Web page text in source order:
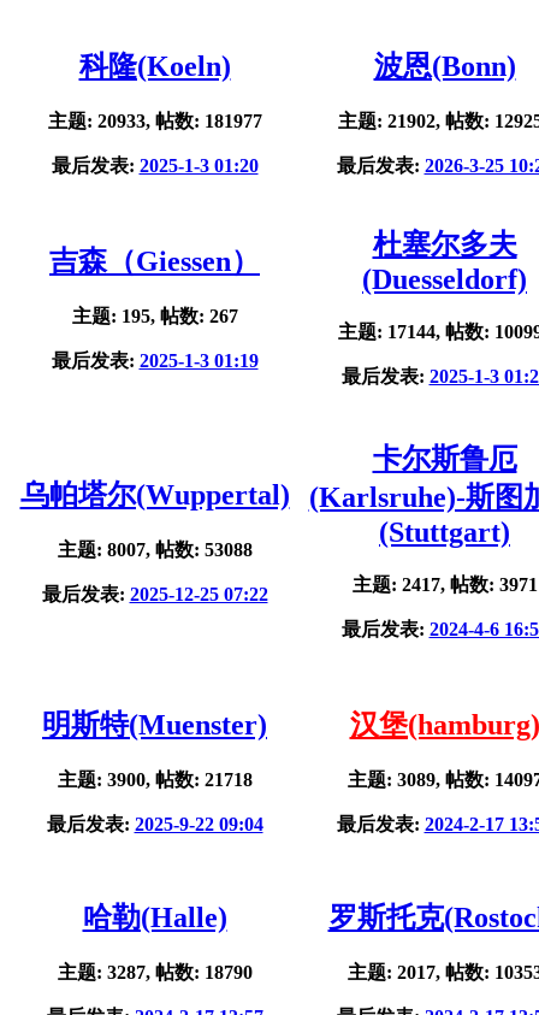
科隆(Koeln)
主题: 20933, 帖数: 181977
最后发表: 2025-1-3 01:20
波恩(Bonn)
主题: 21902, 帖数:
最后发表: 2026-3-25
吉森（Giessen）
主题: 195, 帖数: 267
最后发表: 2025-1-3 01:19
杜塞尔多夫
(Duesseldorf)
主题: 17144, 帖数:
最后发表: 2025-1-3
乌帕塔尔(Wuppertal)
主题: 8007, 帖数: 53088
最后发表: 2025-12-25 07:22
卡尔斯鲁厄
(Karlsruhe)-斯图
(Stuttgart)
主题: 2417, 帖数: 3971
最后发表: 2024-4-6
明斯特(Muenster)
主题: 3900, 帖数: 21718
最后发表: 2025-9-22 09:04
汉堡(hamburg)
主题: 3089, 帖数:
最后发表: 2024-2-17
哈勒(Halle)
主题: 3287, 帖数: 18790
罗斯托克
主题: 2017, 帖数: